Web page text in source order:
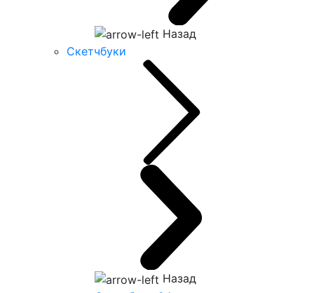
Назад
Скетчбуки
Назад